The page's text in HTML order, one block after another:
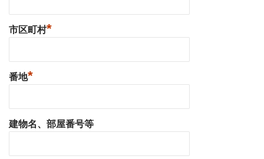
市区町村*
番地*
建物名、部屋番号等